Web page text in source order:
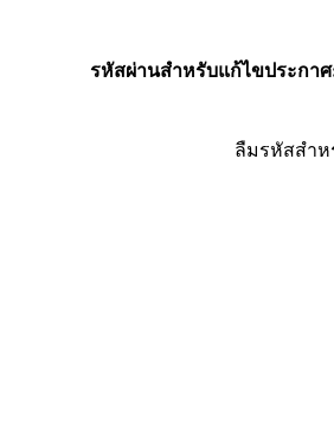
รหัสผ่านสำหรับแก้ไขประกาศ
ลืมรหัสสำ